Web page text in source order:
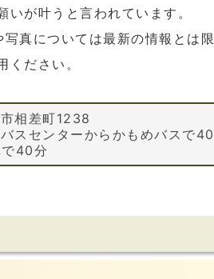
いが叶うと言われています。
真については最新の情報とは
ください。
相差町1238
スセンターからかもめバスで
40分